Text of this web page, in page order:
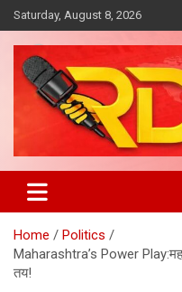
Skip
to
content
Saturday, August 8, 2026
Reporter
Home
Politics
Maharashtra’s Power
तय!